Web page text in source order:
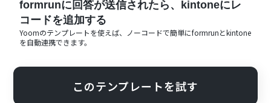
formrunに回答が送信されたら、kintoneにレ
コードを追加する
Yoomのテンプレートを使えば、ノーコードで簡単にformrunとkintone
を自動連携できます。
このテンプレートを試す